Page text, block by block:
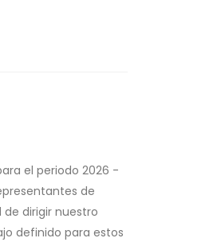
el periodo 2026 -
de
de dirigir nuestro
definido para estos